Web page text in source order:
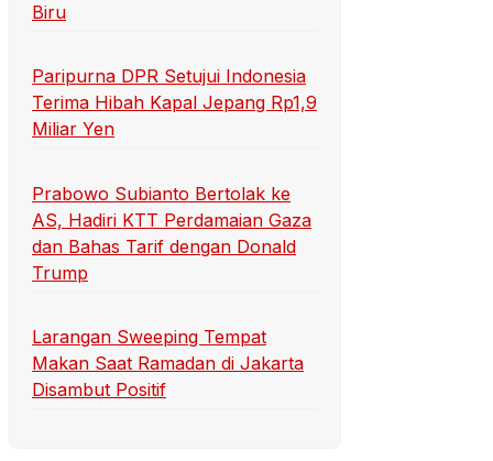
Biru
Paripurna DPR Setujui Indonesia
Terima Hibah Kapal Jepang Rp1,9
Miliar Yen
Prabowo Subianto Bertolak ke
AS, Hadiri KTT Perdamaian Gaza
dan Bahas Tarif dengan Donald
Trump
Larangan Sweeping Tempat
Makan Saat Ramadan di Jakarta
Disambut Positif